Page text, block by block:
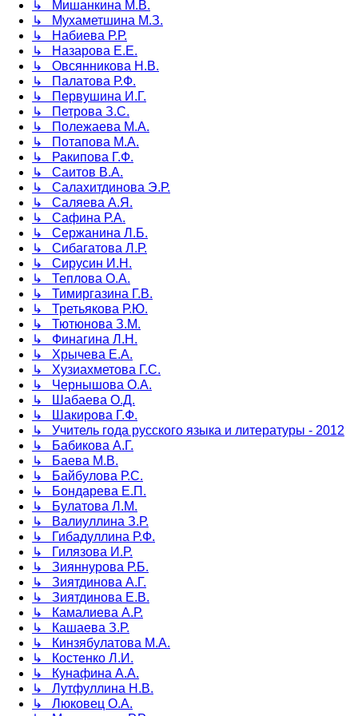
↳ Мишанкина М.В.
↳ Мухаметшина М.З.
↳ Набиева Р.Р.
↳ Назарова Е.Е.
↳ Овсянникова Н.В.
↳ Палатова Р.Ф.
↳ Первушина И.Г.
↳ Петрова З.С.
↳ Полежаева М.А.
↳ Потапова М.А.
↳ Ракипова Г.Ф.
↳ Саитов В.А.
↳ Салахитдинова Э.Р.
↳ Саляева А.Я.
↳ Сафина Р.А.
↳ Сержанина Л.Б.
↳ Сибагатова Л.Р.
↳ Сирусин И.Н.
↳ Теплова О.А.
↳ Тимиргазина Г.В.
↳ Третьякова Р.Ю.
↳ Тютюнова З.М.
↳ Финагина Л.Н.
↳ Хрычева Е.А.
↳ Хузиахметова Г.С.
↳ Чернышова О.А.
↳ Шабаева О.Д.
↳ Шакирова Г.Ф.
↳ Учитель года русского языка и литературы - 2012
↳ Бабикова А.Г.
↳ Баева М.В.
↳ Байбулова Р.С.
↳ Бондарева Е.П.
↳ Булатова Л.М.
↳ Валиуллина З.Р.
↳ Гибадуллина Р.Ф.
↳ Гилязова И.Р.
↳ Зияннурова Р.Б.
↳ Зиятдинова А.Г.
↳ Зиятдинова Е.В.
↳ Камалиева А.Р.
↳ Кашаева З.Р.
↳ Кинзябулатова М.А.
↳ Костенко Л.И.
↳ Кунафина А.А.
↳ Лутфуллина Н.В.
↳ Люковец О.А.